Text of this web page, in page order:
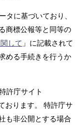
タに基づいており、
商標公報等と同等の
して 」に記載されて
める手続きを行うか
許庁サイト
おります。 特許庁サ
も非公開とする場合